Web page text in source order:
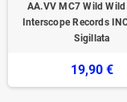
AA.VV MC7 Wild
Interscope Records
Sigillata
19,90 €